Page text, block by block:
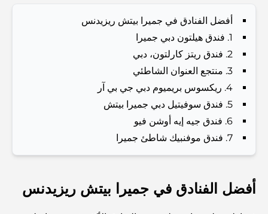
Dubai Vision 2040 - Green Living, Scenic Routes
and a Smarter Metro Network
أفضل المقاهي في دبي بإطلالة خلابة: مزيج مثالي من المذاق
الرائع والمناظر الطبيعية الساحرة
مطاعم بإطلالة على برج العرب: تجربة طعام استثنائية في دبي
دليل شامل لأندية شاطئ نخلة جميرا لعام 2026
أفضل الفنادق في جميرا بيتش ريزيدنس
1. فندق هيلتون دبي جميرا
2. فندق ريتز كارلتون، دبي
3. منتجع العنوان الشاطئي
4. ريكسوس بريميوم دبي جي بي آر
5. فندق سوفيتيل دبي جميرا بيتش
6. فندق جيه إيه أوشن فيو
7. فندق موفنبيك شاطئ جميرا
أفضل الفنادق في جميرا بيتش ريزيدنس